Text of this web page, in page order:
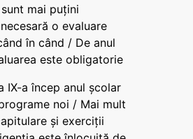
mai puțini
o evaluare
în când / De anul
este obligatorie
IX-a încep anul școlar
noi / Mai mult
și exerciții